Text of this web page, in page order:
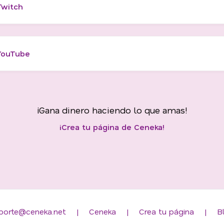
¡Gana dinero haciendo lo que amas!
¡Crea tu página de Ceneka!
| Ceneka | Crea tu página |